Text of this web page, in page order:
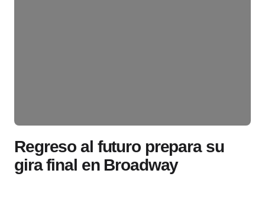
Regreso al futuro prepara su
gira final en Broadway